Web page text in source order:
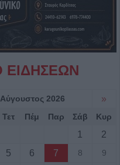
ΕΙΔΗΣΕΩΝ
Αύγουστος 2026 »
Τετ Πέμ Παρ Σάβ Κυρ
1
2
5 6 7 8
9